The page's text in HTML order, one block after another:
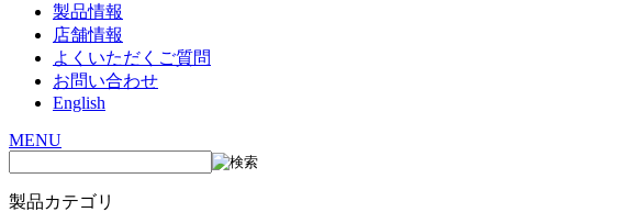
製品情報
店舗情報
よくいただくご質問
お問い合わせ
English
MENU
製品カテゴリ